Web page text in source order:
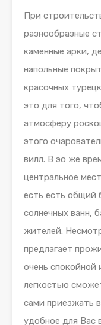
При
разнообразные
каменные арки,
напольные
красочных
это для того,
атмосферу
этого
вилл. В эо же
центральное
есть есть общий
солнечных ванн,
жителей.
предлагает
очень
легкостью
сами приезжать
удобное для Вас